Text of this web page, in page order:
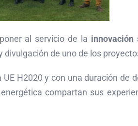
al servicio de la innovación
de uno de los
H2020 y con una duración
compartan sus